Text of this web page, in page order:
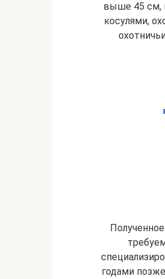
выше 45 см,
косулями,
годами